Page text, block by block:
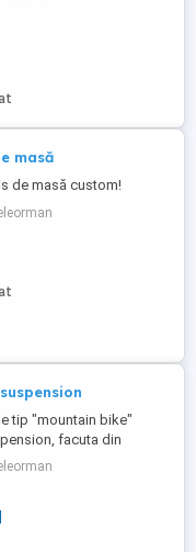
bonus paleta roșie
mai mult dar se poate
masă
de masă custom!
tip "mountain bike"
facuta din
mai multi producatori
Truvativ, Bike
etc.), in stare foarte
18 viteze (3 foi x 6
prin curier!